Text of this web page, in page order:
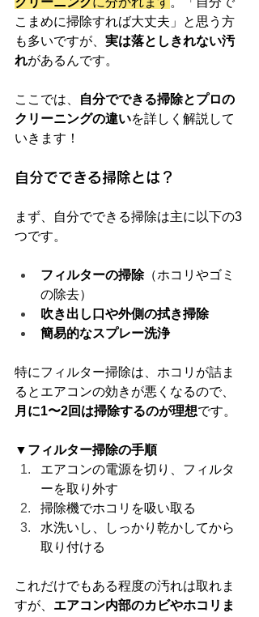
こまめに掃除すれば大丈夫」と思う方
も多いですが、 実は落としきれない汚
れがあるんです。
ここでは、
自分でできる掃除とプロの
クリーニングの違いを詳しく解説して
いきます！
自分でできる掃除とは？
まず、自分でできる掃除は主に以下の3
つです。
フィルターの掃除（ホコリやゴミ
の除去）
吹き出し口や外側の拭き掃除
簡易的なスプレー洗浄
特にフィルター掃除は、ホコリが詰ま
るとエアコンの効きが悪くなるので、
月に1〜2回は掃除するのが理想です。
▼フィルター掃除の手順
エアコンの電源を切り、フィルタ
ーを取り外す
掃除機でホコリを吸い取る
水洗いし、しっかり乾かしてから
取り付ける
これだけでもある程度の汚れは取れま
すが、 エアコン内部のカビやホコリま